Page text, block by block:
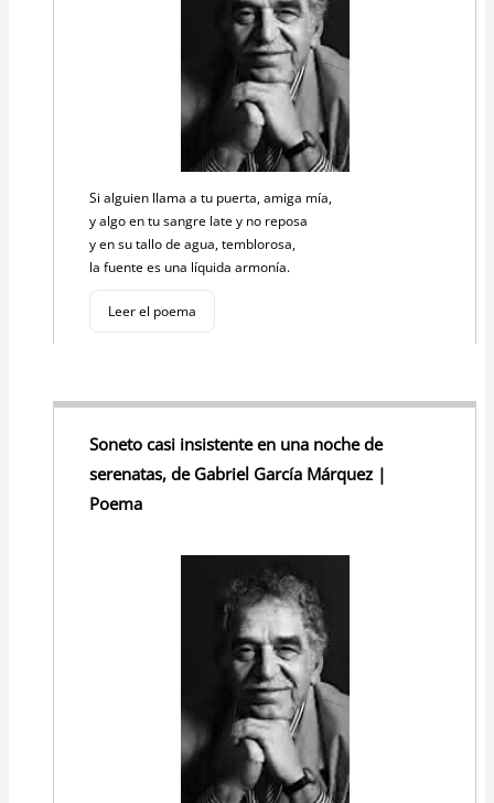
Si alguien llama a tu puerta, amiga mía,
y algo en tu sangre late y no reposa
y en su tallo de agua, temblorosa,
la fuente es una líquida armonía.
Leer el poema
Soneto casi insistente en una noche de
serenatas, de Gabriel García Márquez |
Poema